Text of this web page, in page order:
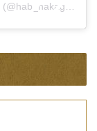
中川流奈（HAB北陸朝日放送アナウンサー）(@hab_nakagawa_runa)がシェアした投稿